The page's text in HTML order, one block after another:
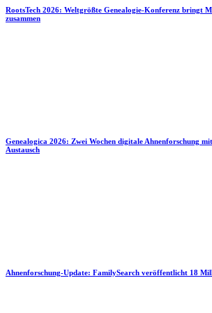
RootsTech 2026: Weltgrößte Genealogie-Konferenz bringt
zusammen
Genealogica 2026: Zwei Wochen digitale Ahnenforschung
Austausch
Ahnenforschung-Update: FamilySearch veröffentlicht 18